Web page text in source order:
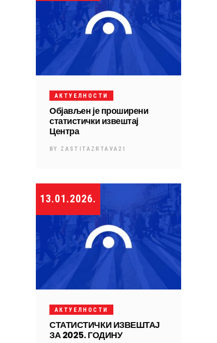
АКТУЕЛНОСТИ
Објављен је проширени
статистички извештај
Центра
BY ZASTITAZRTAVA21
13.01.2026.
АКТУЕЛНОСТИ
СТАТИСТИЧКИ ИЗВЕШТАЈ
ЗА 2025. ГОДИНУ